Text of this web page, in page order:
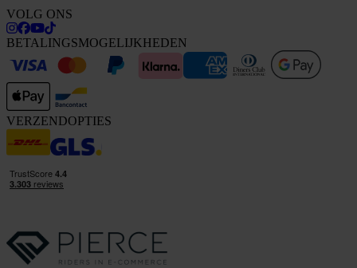
VOLG ONS
BETALINGSMOGELIJKHEDEN
VERZENDOPTIES